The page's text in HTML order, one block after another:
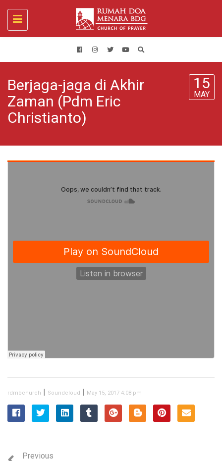
Toggle
navigation
Berjaga-jaga di Akhir
Zaman (Pdm Eric
Christianto)
15
MAY
rdmbchurch | Soundcloud | May 15, 2017 4:08 pm
Previous